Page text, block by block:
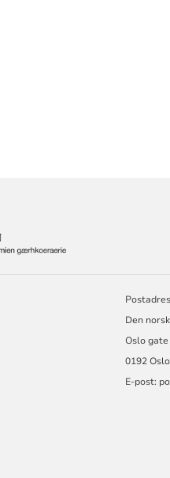
GIRKORÁĐĐI
Den
Oslo gate
0192 Oslo
E-post: